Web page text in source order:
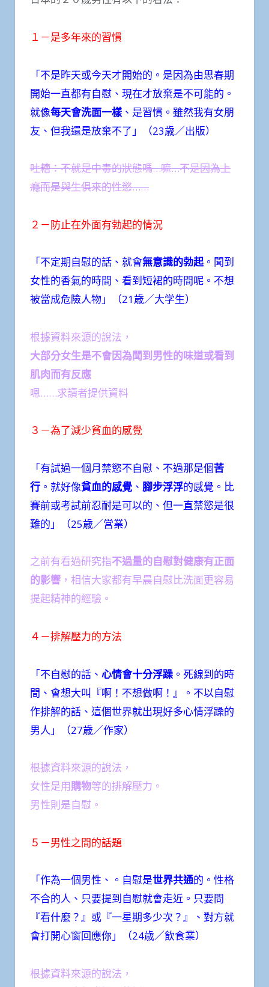
１－是多年來的習慣
「不是昨天或今天才開始的。是因為由思春期
開始一直都有自慰、現在才放棄是不可能的。
就像每天會洗面一樣 、是習慣。雖然我有女朋
友、但我還是放棄不了」（23歳／出版）
吐糟：不就是中毒的狀態嗎…嘛…不是因為上
癮而是與生俱來的性慾……
２－防止在外面有勃起的情況
「不定期自慰的話、就會無意識的勃起。聞到
女性的香氣的時間、看到短裙的時間呢。不想
被當成危險人物」（21歳／大学生）
根據資料來源的說法，
大部分女生是不會因為聞到男性的味道或看到
肌肉而有反應
嗯……求讀者提供資料
３－為了減少貧血的感覺
「有試過一個月禁慾不自慰、不過那是個苦
行 。就好像貧血的感覺 、 腳步浮浮的感覺。比
賽前或考試前忍耐是可以的、但一直禁慾是很
難的」（25歳／営業）
之前有看過研究指不過量的自慰對健康有正面
的影響 ，相信大家都有早晨自慰比洗面更容易
提起精神的經驗。
４－排解壓力的方法
「不自慰的話、 心情會十分浮躁 。死線到的時
間、會想大叫『啊！不想做啊！』。不以自慰
作排解的話、這個世界就出現好多心情浮躁的
男人」（27歳／作家）
根據資料來源的說法，
女性是用購物等的排解壓力。
男性則是自慰。
５－男性之間的話題
「作為一個男性、。自慰是世界共通的。性格
不合的人、只要提到自慰就會走近。只要問
『看什麼？』或『一星期多少次？』、對方就
會打開心窗回應你」（24歳／飲食業）
根據資料來源的說法，